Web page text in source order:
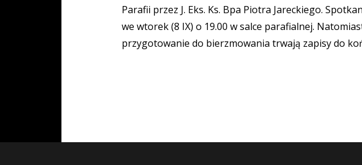
Parafii przez J. Eks. Ks. Bpa Piotra Jareckiego.
we wtorek (8 IX) o 19.00 w salce parafialnej.
przygotowanie do bierzmowania trwają zapisy do